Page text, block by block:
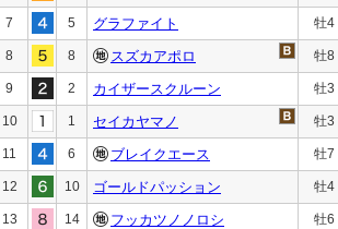
7 5 グラファイト 牡4
8 8 スズカアポロ 牡8
9 2 カイザースクルーン 牡3
10 1 セイカヤマノ 牡3
11 6 ブレイクエース 牡7
12 10 ゴールドパッション 牡4
13 14 フッカツノノロシ 牡6